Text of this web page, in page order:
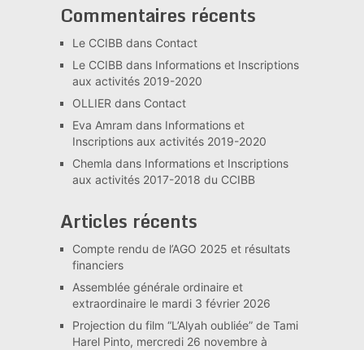
Commentaires récents
Le CCIBBdans Contact
Le CCIBBdans Informations et Inscriptions
aux activités 2019-2020
OLLIERdans Contact
Eva Amram dans Informations et
Inscriptions aux activités 2019-2020
Chemla dans Informations et Inscriptions
aux activités 2017-2018 du CCIBB
Articles récents
Compte rendu de l’AGO 2025 et résultats
financiers
Assemblée générale ordinaire et
extraordinaire le mardi 3 février 2026
Projection du film “L’Alyah oubliée” de Tami
Harel Pinto, mercredi 26 novembre à